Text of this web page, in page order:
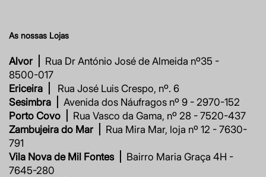
As nossas Lojas
Alvor |
Rua Dr António José de Almeida nº35 -
8500-017
Ericeira |
Rua José Luis Crespo, nº. 6
Sesimbra |
Avenida dos Náufragos nº 9 - 2970-152
Porto Covo |
Rua Vasco da Gama, nº 28 - 7520-437
Zambujeira do Mar |
Rua Mira Mar, loja nº 12 - 7630-
791
Vila Nova de Mil Fontes |
Bairro Maria Graça 4H -
7645-280